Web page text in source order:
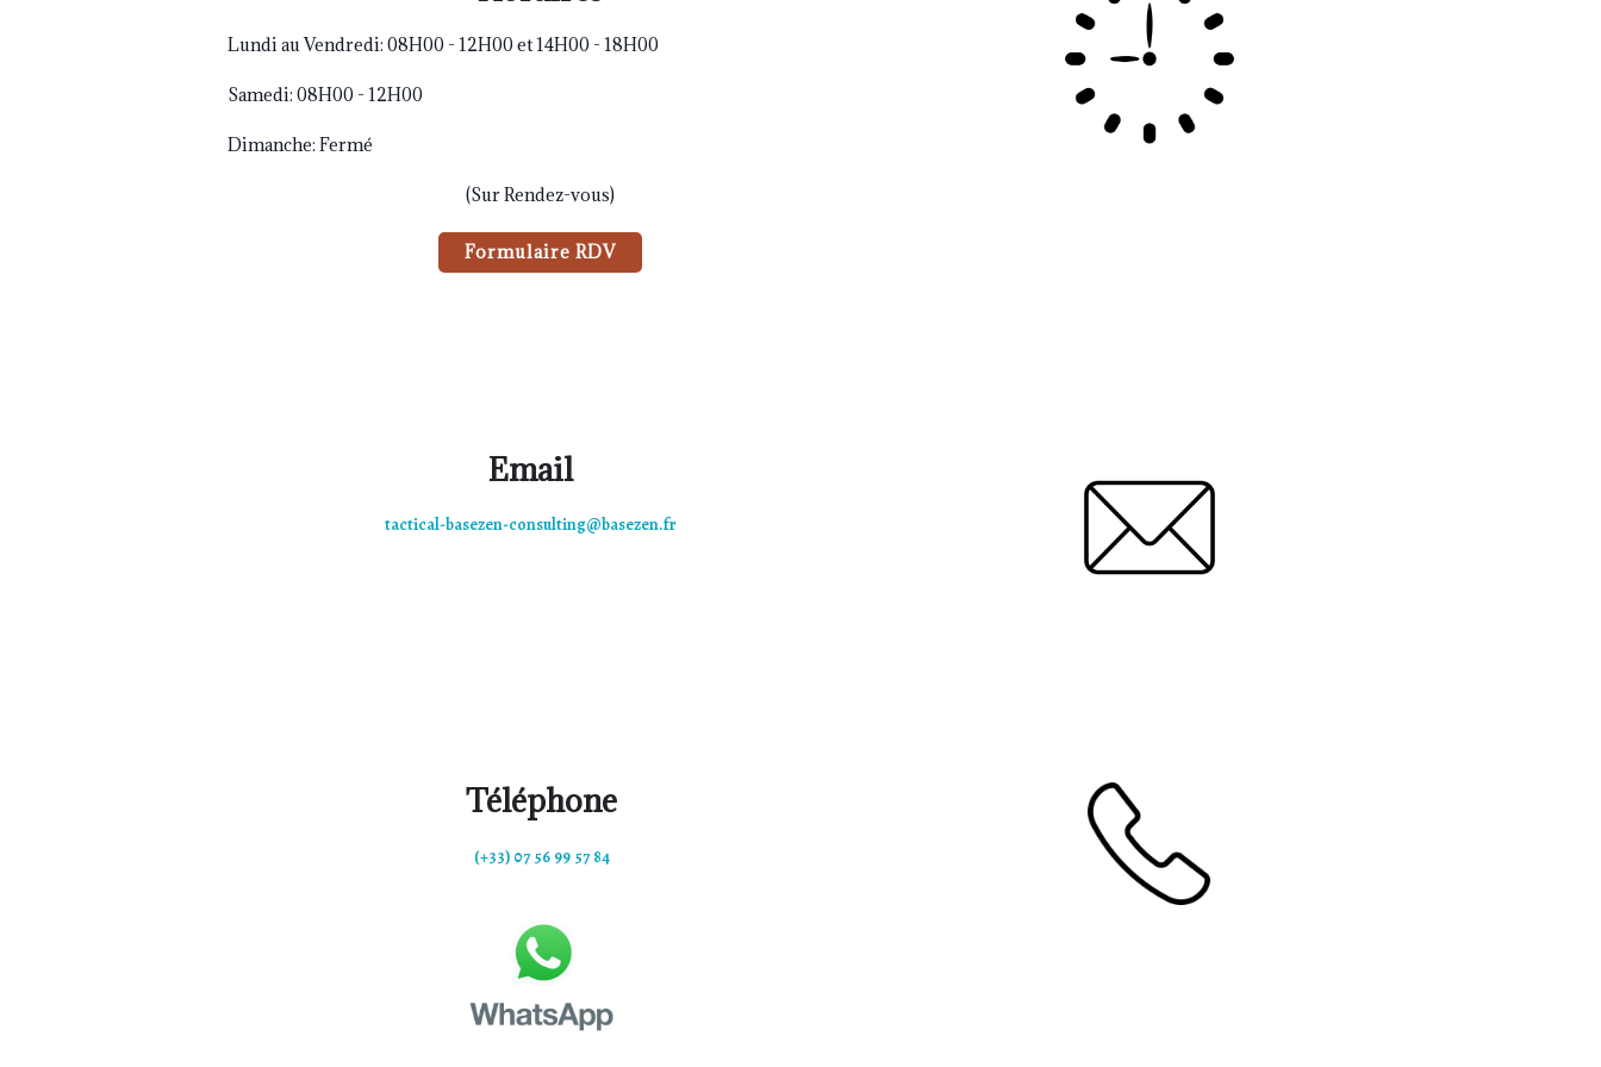
Lundi au Vendredi: 08H00 - 12H00 et 14H00 - 18H00
Samedi: 08H00 - 12H00
Dimanche: Fermé
(Sur Rendez-vous)
Formulaire RDV
Email
tactical-basezen-consulting@basezen.fr
Téléphone
(+33) 07 56 99 57 84